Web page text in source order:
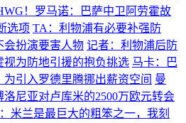
！罗马诺：巴萨中卫阿劳霍故
选项 TA：利物浦有必要补强防
会扮演要害人物 记者：利物浦后防
视为防地引援的抱负挑选 马卡：巴
引入罗德里腾挪出薪资空间 曼
尼亚对卢库米的2500万欧元转会
米兰是最巨大的粗笨之一，我刻